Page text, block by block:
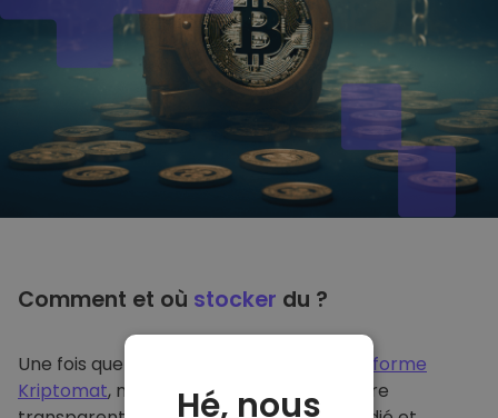
Comment et où stocker du ?
Une fois que vous achetez du sur
la plateforme
Kriptomat, nous le transférons de manière
Hé, nous